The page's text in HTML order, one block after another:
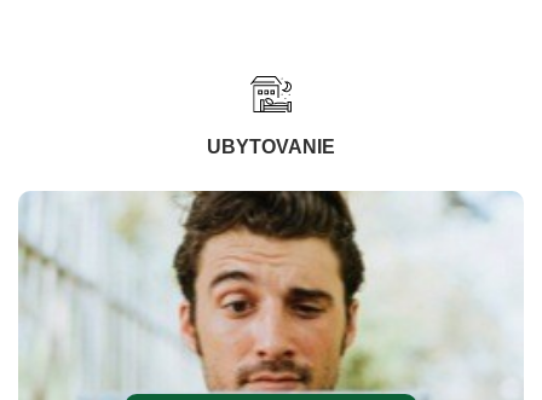
UBYTOVANIE